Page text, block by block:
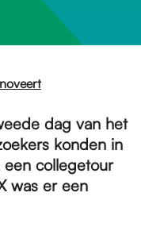
dag van het
konden in
collegetour
was er een